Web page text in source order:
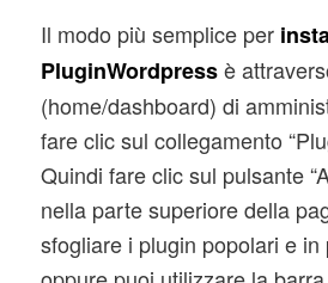
Il modo più semplice per
PluginWordpressè
(home/dashboard) di
fare clic sul collegamento
Quindi fare clic sul pulsante
nella parte superiore della
sfogliare i plugin popolari e in